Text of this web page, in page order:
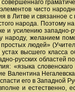
чисто
Литве и связанное
народа. Поэтому
и усилению
желанием
людей»
высшего класса
русских областей
«языка
его в Западной
и